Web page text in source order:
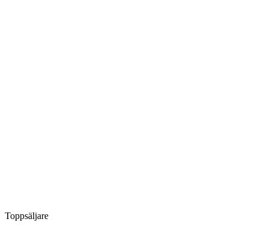
Toppsäljare